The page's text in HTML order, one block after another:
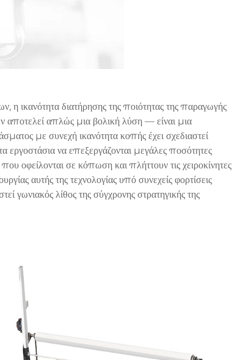
ικανότητα διατήρησης της ποιότητας της παραγωγής
αποτελεί απλώς μια βολική λύση — είναι μια
με συνεχή ικανότητα κοπής έχει σχεδιαστεί
εργοστάσια να επεξεργάζονται μεγάλες ποσότητες
οφείλονται σε κόπωση και πλήττουν τις χειροκίνητες
αυτής της τεχνολογίας υπό συνεχείς φορτίσεις
γωνιακός λίθος της σύγχρονης στρατηγικής της